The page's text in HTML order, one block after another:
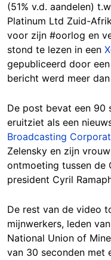
(51% v.d. aandelen)
Platinum Ltd Zuid-
voor zijn #oorlog en
stond te lezen in een
gepubliceerd door
bericht werd meer
De post bevat een 90
eruitziet als een
Broadcasting
Zelensky en zijn
ontmoeting tussen de
president Cyril
De rest van de video
mijnwerkers, leden
National Union of
van 30 seconden met